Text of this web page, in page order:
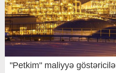
"Petkim" maliyyə